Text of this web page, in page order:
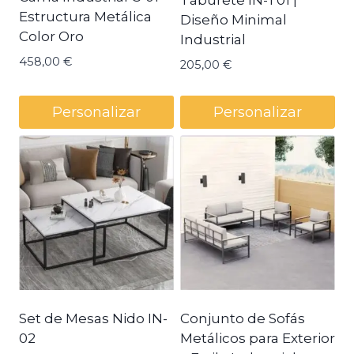
Estructura Metálica
Color Oro
458,00 €
Personalizar
Diseño Minimal
Industrial
205,00 €
Personalizar
Set de Mesas Nido IN-
02
Conjunto de Sofás
Metálicos para Exterior